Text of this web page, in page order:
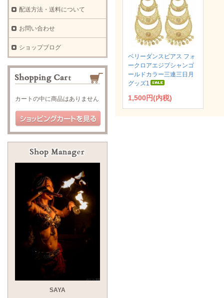
ベリーダンスピアス フォ
ークロアエジプシャンゴ
ールドカラー三連三日月
グッズ1
1,500円(内税)
配送方法・送料について
お問い合わせ
ショップブログ
カートの中に商品はありません
SAYA